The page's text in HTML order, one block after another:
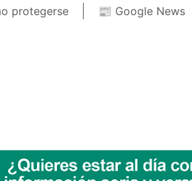
protegerse 📰 Google News